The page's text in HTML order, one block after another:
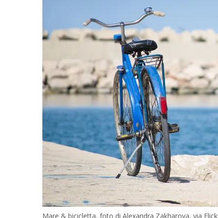
Mare & bicicletta, foto di Alexandra Zakharova, via